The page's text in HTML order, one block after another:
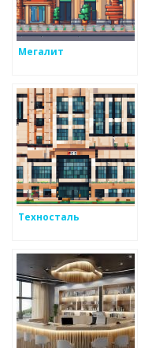
Мегалит
Техносталь